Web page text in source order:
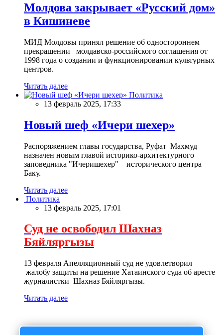
Молдова закрывает «Русский дом»
в Кишиневе
МИД Молдовы принял решение об одностороннем
прекращении молдавско-российского соглашения от
1998 года о создании и функционировании культурных
центров.
Читать далее
Политика
13 февраль 2025, 17:33
Новый шеф «Ичери шехер»
Распоряжением главы государства, Руфат Махмуд
назначен новым главой историко-архитектурного
заповедника "Ичеришехер" – исторического центра
Баку.
Читать далее
Политика
13 февраль 2025, 17:01
Суд не освободил Шахназ
Бяйляргызы
13 февраля Апелляционный суд не удовлетворил
жалобу защиты на решение Хатаинского суда об аресте
журналистки Шахназ Бяйляргызы.
Читать далее